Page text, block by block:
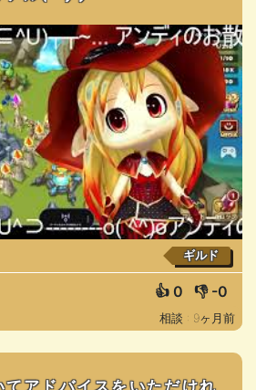
ギルド
👍 0 👎 -0
相談 : 9ヶ月前
てアドバイスをいただけれ